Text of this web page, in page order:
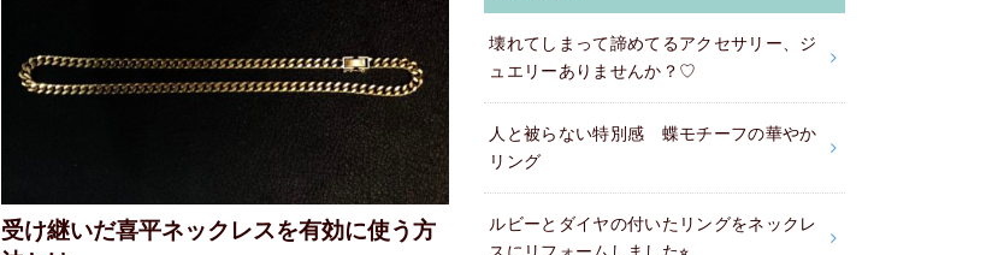
受け継いだ喜平ネックレスを有効に使う方
壊れてしまって諦めてるアクセサリー、ジ
ュエリーありませんか？♡
人と被らない特別感 蝶モチーフの華やか
リング
ルビーとダイヤの付いたリングをネックレ